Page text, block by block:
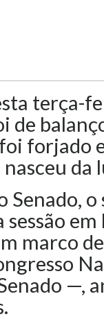
terça-
de
forjado
Senado,
marco
—,